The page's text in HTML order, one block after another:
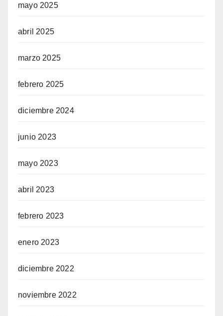
mayo 2025
abril 2025
marzo 2025
febrero 2025
diciembre 2024
junio 2023
mayo 2023
abril 2023
febrero 2023
enero 2023
diciembre 2022
noviembre 2022